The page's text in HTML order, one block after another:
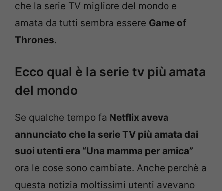
che la serie TV migliore del mondo e
amata da tutti sembra essere Game of
Thrones.
Ecco qual è la serie tv più amata
del mondo
Se qualche tempo fa Netflix aveva
annunciato che la serie TV più amata dai
suoi utenti era “Una mamma per amica”
ora le cose sono cambiate. Anche perchè a
questa notizia moltissimi utenti avevano